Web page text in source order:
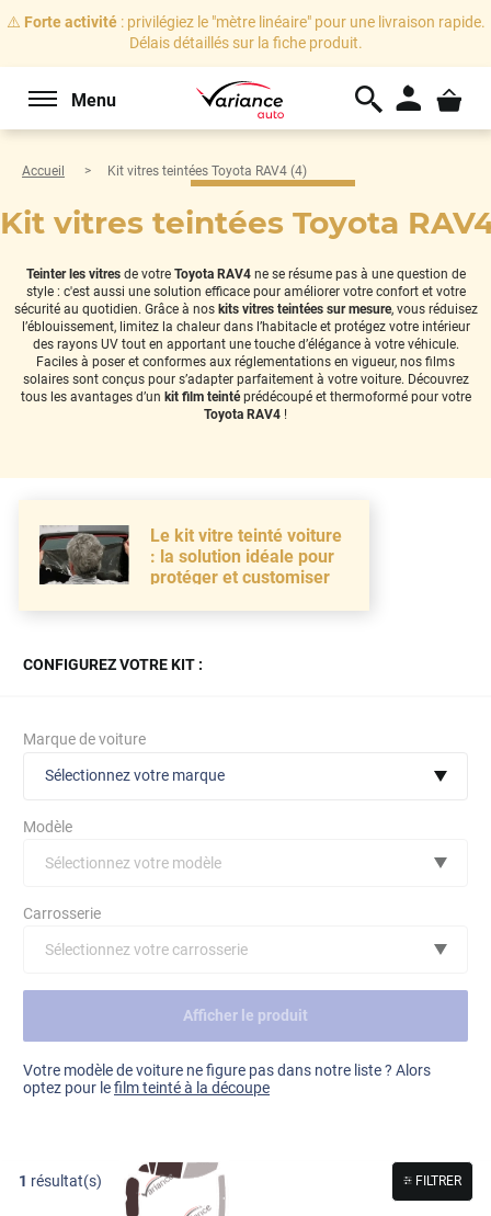
⚠️ Forte activité: privilégiez le "mètre linéaire" pour une livraison rapide.
Délais détaillés sur la fiche produit.
Menu
Accueil Kit vitres teintées Toyota RAV4 (4)
Kit vitres teintées Toyota
Teinter les vitresde votre Toyota RAV4ne se résume pas à une question de
style : c'est aussi une solution efficace pour améliorer votre confort et votre
sécurité au quotidien. Grâce à nos kits vitres teintées sur mesure, vous réduisez
l’éblouissement, limitez la chaleur dans l’habitacle et protégez votre intérieur
des rayons UV tout en apportant une touche d’élégance à votre véhicule.
Faciles à poser et conformes aux réglementations en vigueur, nos films
solaires sont conçus pour s’adapter parfaitement à votre voiture. Découvrez
tous les avantages d’un kit film teintéprédécoupé et thermoformé pour votre
Toyota RAV4 !
Le kit vitre teinté voiture
: la solution idéale pour
protéger et customiser
CONFIGUREZ VOTRE KIT :
Marque de voiture
Sélectionnez votre marque
Ford
Hyundai
Modèle
Sélectionnez votre modèle
Carrosserie
Sélectionnez votre carrosserie
Voir tout
Afficher le produit
Votre modèle de voiture ne figure pas dans notre liste ? Alors
optez pour lefilm teinté à la découpe
1 résultat(s) FILTRER